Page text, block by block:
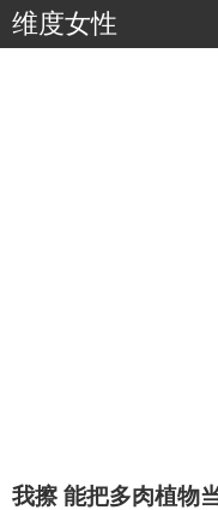
维度女性
我擦 能把多肉植物